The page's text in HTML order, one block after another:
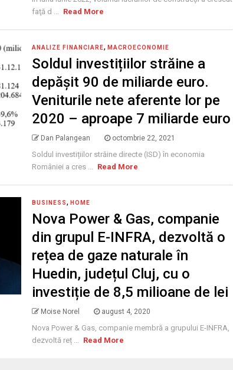
faţă d ... Read More
ANALIZE FINANCIARE, MACROECONOMIE
Soldul investițiilor străine a
depășit 90 de miliarde euro.
Veniturile nete aferente lor pe
2020 – aproape 7 miliarde euro
Dan Palangean octombrie 22, 2021
Soldul investițiilor străine directe (ISD) în economia
României a cres ... Read More
BUSINESS, HOME
Nova Power & Gas, companie
din grupul E-INFRA, dezvoltă o
rețea de gaze naturale în
Huedin, județul Cluj, cu o
investiție de 8,5 milioane de lei
Moise Norel august 4, 2020
Nova Power & Gas, companie membră a grupului E-INFRA,
dezvoltă reț ... Read More